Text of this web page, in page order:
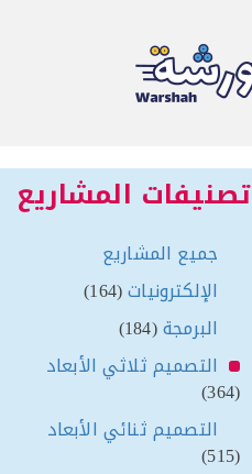
تصنيفات المشاريع
جميع المشاريع
الإلكترونيات(164)
البرمجة(184)
التصميم ثلاثي الأبعاد
(364)
التصميم ثنائي الأبعاد
(515)